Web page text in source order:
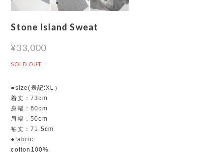
Stone Island Sweat
¥33,000
SOLD OUT
●size(表記:XL）
着丈：73cm
身幅：60cm
肩幅：50cm
袖丈：71.5cm
●fabric
cotton100%